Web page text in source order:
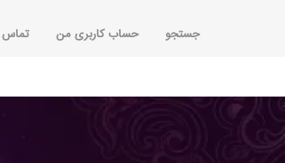
جستجو حساب کاربری من تماس